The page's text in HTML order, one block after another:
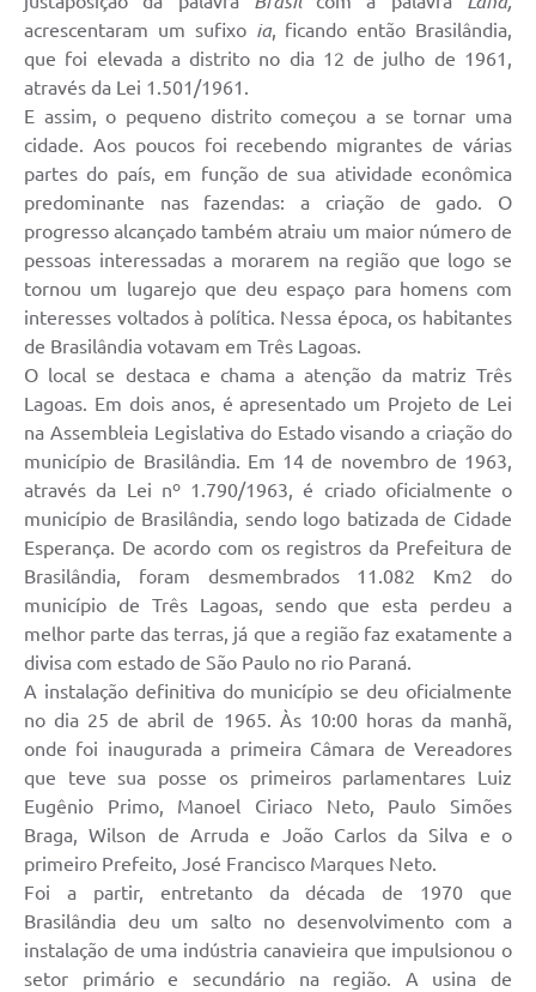
acrescentaram um sufixo ia, ficando então Brasilândia,
que foi elevada a distrito no dia 12 de julho de 1961,
através da Lei 1.501/1961.
E assim, o pequeno distrito começou a se tornar uma
cidade. Aos poucos foi recebendo migrantes de várias
partes do país, em função de sua atividade econômica
predominante nas fazendas: a criação de gado. O
progresso alcançado também atraiu um maior número de
pessoas interessadas a morarem na região que logo se
tornou um lugarejo que deu espaço para homens com
interesses voltados à política. Nessa época, os habitantes
de Brasilândia votavam em Três Lagoas.
O local se destaca e chama a atenção da matriz Três
Lagoas. Em dois anos, é apresentado um Projeto de Lei
na Assembleia Legislativa do Estado visando a criação do
município de Brasilândia. Em 14 de novembro de 1963,
através da Lei nº 1.790/1963, é criado oficialmente o
município de Brasilândia, sendo logo batizada de Cidade
Esperança. De acordo com os registros da Prefeitura de
Brasilândia, foram desmembrados 11.082 Km2 do
município de Três Lagoas, sendo que esta perdeu a
melhor parte das terras, já que a região faz exatamente a
divisa com estado de São Paulo no rio Paraná.
A instalação definitiva do município se deu oficialmente
no dia 25 de abril de 1965. Às 10:00 horas da manhã,
onde foi inaugurada a primeira Câmara de Vereadores
que teve sua posse os primeiros parlamentares Luiz
Eugênio Primo, Manoel Ciriaco Neto, Paulo Simões
Braga, Wilson de Arruda e João Carlos da Silva e o
primeiro Prefeito, José Francisco Marques Neto.
Foi a partir, entretanto da década de 1970 que
Brasilândia deu um salto no desenvolvimento com a
instalação de uma indústria canavieira que impulsionou o
setor primário e secundário na região. A usina de